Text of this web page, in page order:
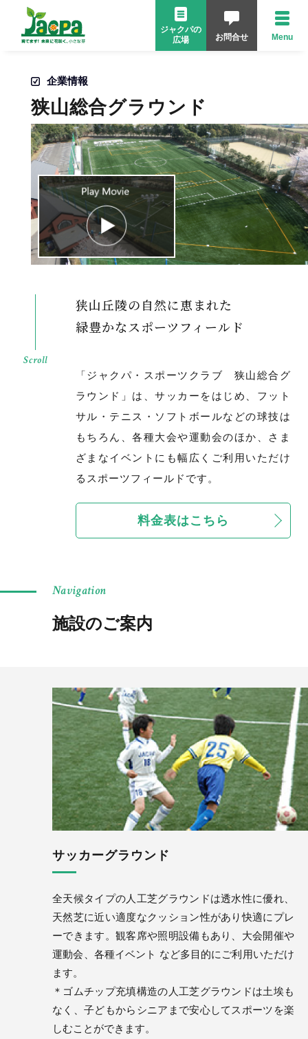
ジャクパの
広場
お問合せ Menu
企業情報
狭山総合グラウンド
Scroll
狭山丘陵の自然に恵まれた
緑豊かなスポーツフィールド
「ジャクパ・スポーツクラブ 狭山総合グ
ラウンド」は、サッカーをはじめ、フット
サル・テニス・ソフトボールなどの球技は
もちろん、各種大会や運動会のほか、さま
ざまなイベントにも幅広くご利用いただけ
るスポーツフィールドです。
料金表はこちら
Navigation
施設のご案内
サッカーグラウンド
全天候タイプの人工芝グラウンドは透水性に優れ、
天然芝に近い適度なクッション性があり快適にプレ
ーできます。観客席や照明設備もあり、大会開催や
運動会、各種イベント など多目的にご利用いただけ
ます。
＊ゴムチップ充填構造の人工芝グラウンドは土埃も
なく、子どもからシニアまで安心してスポーツを楽
しむことができます。